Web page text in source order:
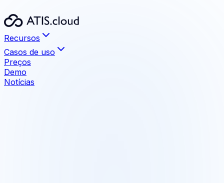
Recursos
Casos de uso
Preços
Demo
Notícias